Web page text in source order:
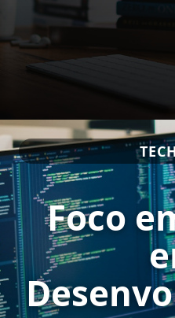
Foco